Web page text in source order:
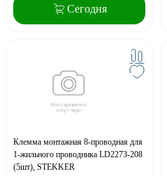
Сегодня
Клемма монтажная 8-проводная для
1-жильного проводника LD2273-208
(5шт), STEKKER